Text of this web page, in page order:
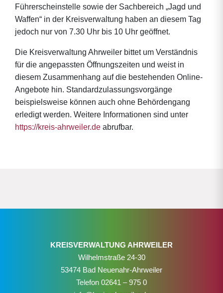
Führerscheinstelle sowie der Sachbereich „Jagd und
Waffen“ in der Kreisverwaltung haben an diesem Tag
jedoch nur von 7.30 Uhr bis 10 Uhr geöffnet.
Die Kreisverwaltung Ahrweiler bittet um Verständnis
für die angepassten Öffnungszeiten und weist in
diesem Zusammenhang auf die bestehenden Online-
Angebote hin. Standardzulassungsvorgänge
beispielsweise können auch ohne Behördengang
erledigt werden. Weitere Informationen sind unter
https://kreis-ahrweiler.de abrufbar.
KREISVERWALTUNG AHRWEILER
Wilhelmstraße 24-30
53474 Bad Neuenahr-Ahrweiler
Telefon 02641 – 975 0